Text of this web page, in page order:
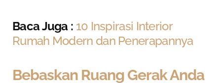
Baca Juga : 10 Inspirasi Interior
Rumah Modern dan Penerapannya
Bebaskan Ruang Gerak Anda